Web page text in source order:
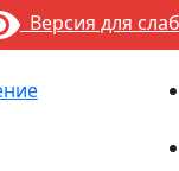
Версия для